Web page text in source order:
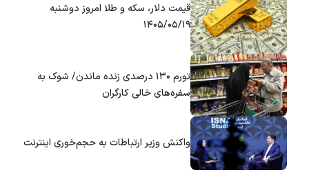
قیمت دلار، سکه و طلا امروز دوشنبه
۱۴۰۵/۰۵/۱۹
تورم ۱۳۰ درصدی زنده ماندن/ شوک به
سفره‌های خالی کارگران
واکنش وزیر ارتباطات به حجم‌خوری اینترنت